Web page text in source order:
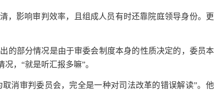
，影响审判效率，且组成人员有时还靠院庭领导身份。
的部分情况是由于审委会制度本身的性质决定的，委员
，“就是听汇报多嘛”。
消审判委员会，完全是一种对司法改革的错误解读”。